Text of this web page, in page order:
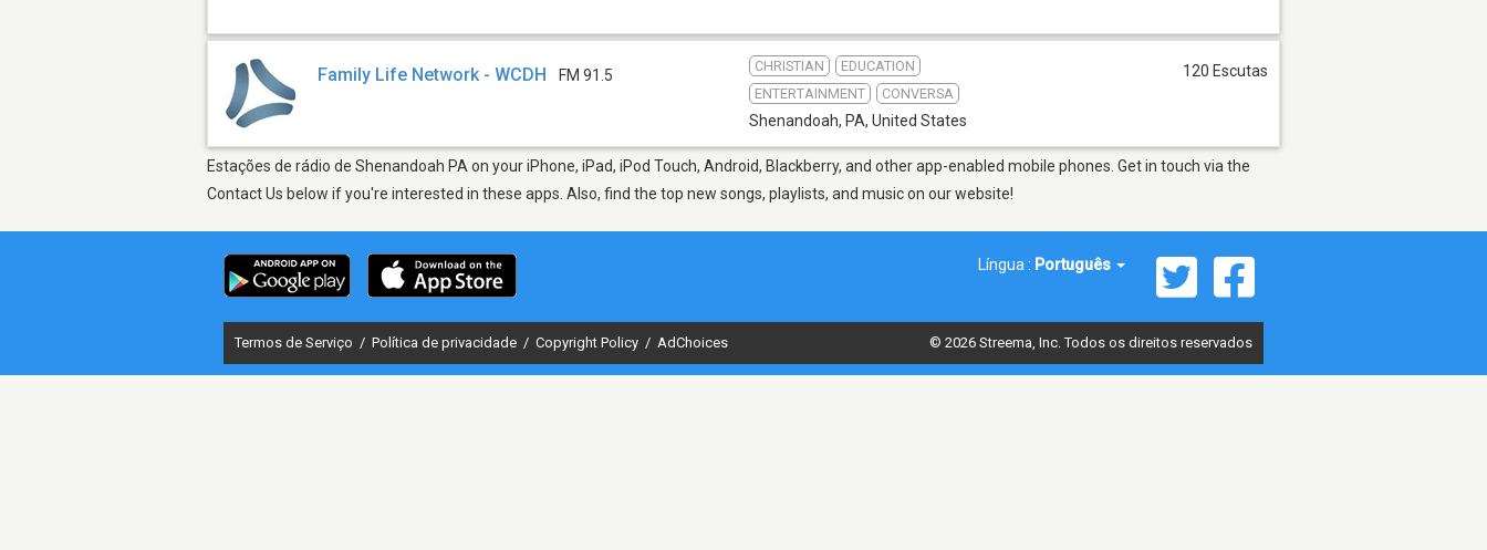
Family Life Network - WCDH FM 91.5
CHRISTIAN
EDUCATION
ENTERTAINMENT
CONVERSA
Shenandoah, PA, United States
120 Escutas
Estações de rádio de Shenandoah PA on your iPhone, iPad, iPod Touch, Android, Blackberry, and other app-enabled mobile phones. Get in touch via the
Contact Us below if you're interested in these apps. Also, find the top new songs, playlists, and music on our website!
Língua : Português
Termos de Serviço / Política de privacidade / Copyright Policy / AdChoices © 2026 Streema, Inc. Todos os direitos reservados